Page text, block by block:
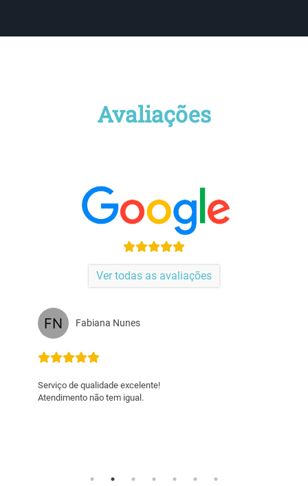
Avaliações
Ver todas as avaliações
Empresa comprometida, parceira e